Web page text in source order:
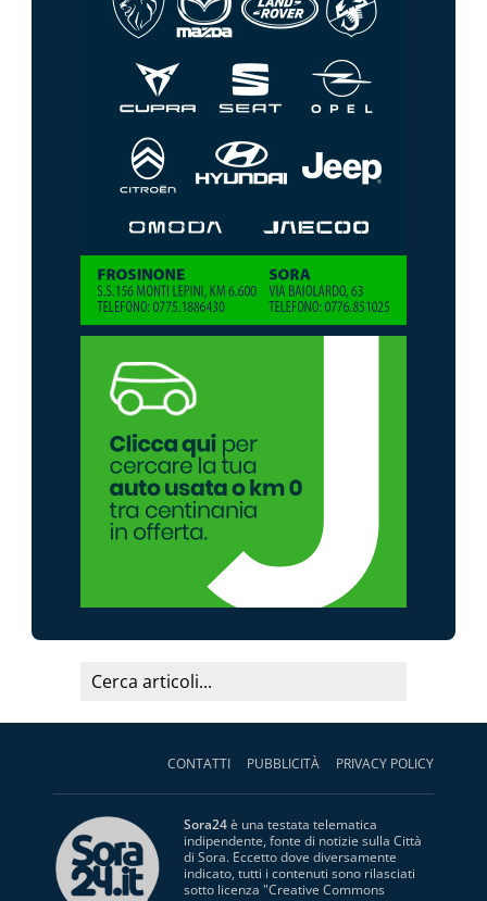
CONTATTI PUBBLICITÀ PRIVACY POLICY
Sora24è una testata telematica
indipendente, fonte di notizie sulla Città
di Sora. Eccetto dove diversamente
indicato, tutti i contenuti sono rilasciati
sotto licenza "Creative Commons